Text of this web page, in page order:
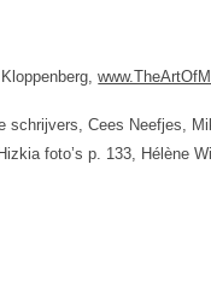
schrijvers, Cees Neefjes,
foto’s p. 133, Hélène